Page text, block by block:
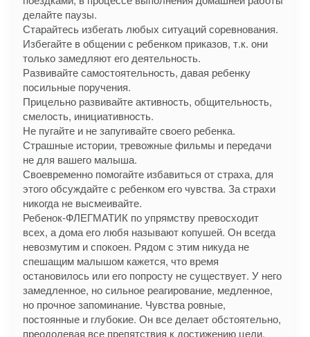
делайте паузы.
Старайтесь избегать любых ситуаций соревнования.
Избегайте в общении с ребенком приказов, т.к. они
только замедляют его деятельность.
Развивайте самостоятельность, давая ребенку
посильные поручения.
Прицельно развивайте активность, общительность,
смелость, инициативность.
Не пугайте и не запугивайте своего ребенка.
Страшные истории, тревожные фильмы и передачи
не для вашего малыша.
Своевременно помогайте избавиться от страха, для
этого обсуждайте с ребенком его чувства. За страхи
никогда не высмеивайте.
Ребенок-ФЛЕГМАТИК по упрямству превосходит
всех, а дома его любя называют копушей. Он всегда
невозмутим и спокоен. Рядом с этим никуда не
спешащим малышом кажется, что время
остановилось или его попросту не существует. У него
замедленное, но сильное реагирование, медленное,
но прочное запоминание. Чувства ровные,
постоянные и глубокие. Он все делает обстоятельно,
преодолевая все препятствия к достижению цели.